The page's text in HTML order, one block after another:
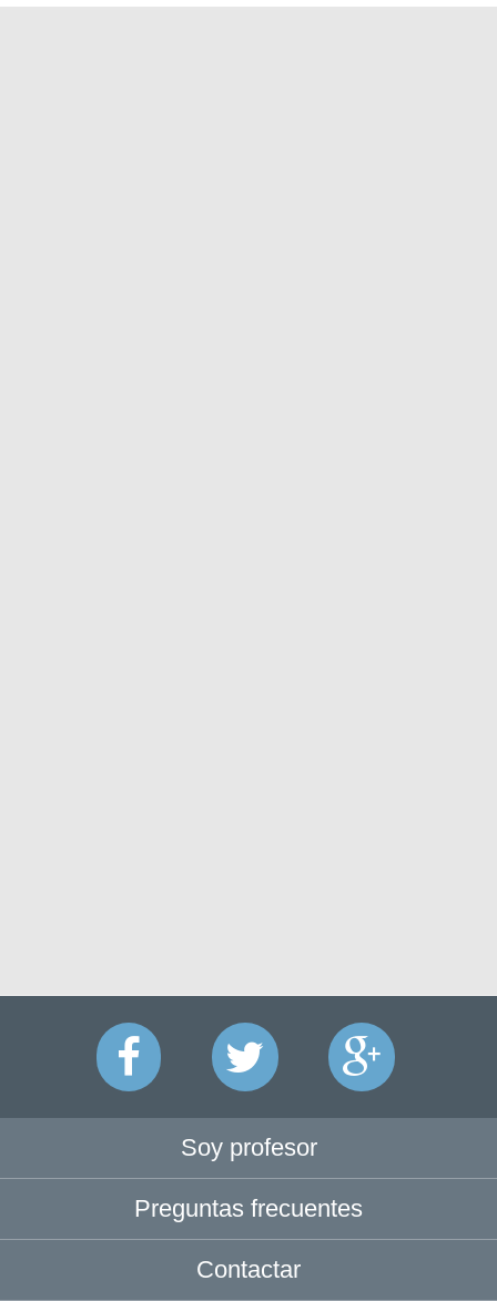
Soy profesor
Preguntas frecuentes
Contactar